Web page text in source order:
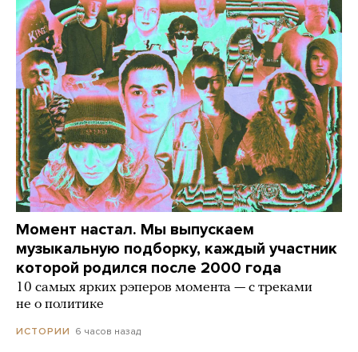
Момент настал. Мы выпускаем
музыкальную подборку, каждый участник
которой родился после 2000 года
10 самых ярких рэперов момента — с треками
не о политике
ИСТОРИИ 6 часов назад